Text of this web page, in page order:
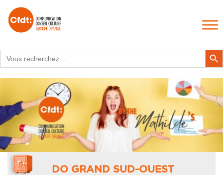
for:
Search
DO GRAND SUD-OUEST